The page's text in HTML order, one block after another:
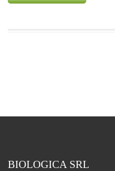
BIOLOGICA SRL